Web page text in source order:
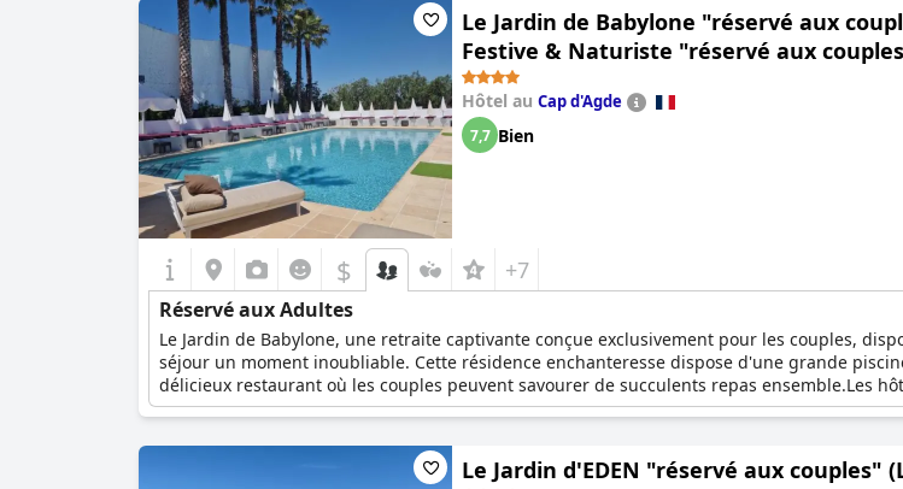
Le Jardin de Babylone "réservé aux
Festive & Naturiste "réservé aux
Hôtel au Cap d'Agde
7,7 Bien
$ +7
Réservé aux Adultes
Le Jardin de Babylone, une retraite captivante conçue exclusivement pour les couples,
séjour un moment inoubliable. Cette résidence enchanteresse dispose d'une grande
délicieux restaurant où les couples peuvent savourer de succulents repas ensemble.Les
et des appartements spacieux, chacun doté d'une chambre à coucher et d'une terrasse
délicieuse avant de se lancer dans de nouvelles aventures ou simplement de profiter de
allie luxe, confort et romantisme, créant le cadre idéal pour que les couples se forgent
Le Jardin d'EDEN "réservé aux couples"